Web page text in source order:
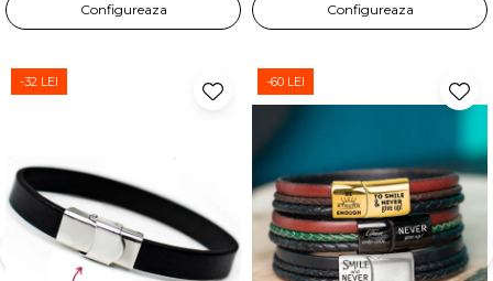
Configureaza Configureaza
-32 LEI -60 LEI